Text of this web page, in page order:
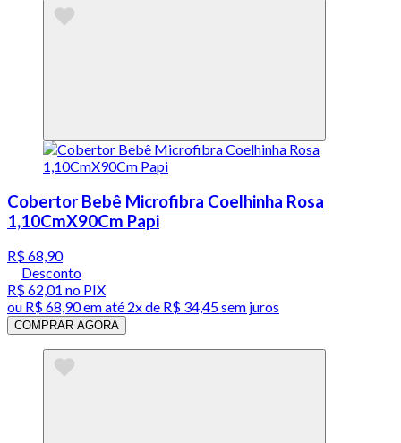
Cobertor Bebê Microfibra Coelhinha Rosa
1,10CmX90Cm Papi
R$ 68,90
Desconto
R$ 62,01 no PIX
ou R$ 68,90em até 2x de R$ 34,45 sem juros
COMPRAR AGORA